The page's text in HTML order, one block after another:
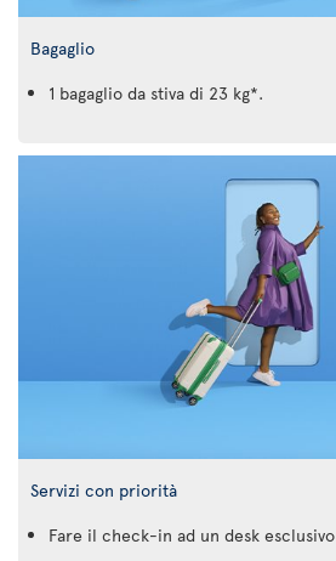
Bagaglio
1 bagaglio da stiva di 23 kg*.
Servizi con priorità
Fare il check-in ad un desk esclusivo